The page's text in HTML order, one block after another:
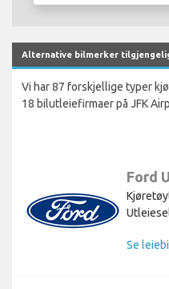
Alternative bilmerker
Vi har 87 forskjellige typer
18 bilutleiefirmaer på JFK
Ford
Se